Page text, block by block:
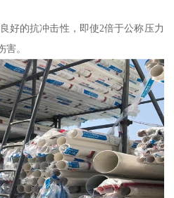
好的抗冲击性，即使2倍于公称压力
。